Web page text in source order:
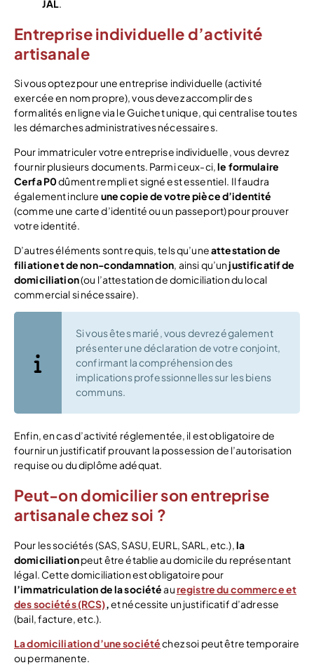
JAL.
Entreprise individuelle d’activité
artisanale
Si vous optez pour une entreprise individuelle (activité
exercée en nom propre), vous devez accomplir des
formalités en ligne via le Guichet unique, qui centralise toutes
les démarches administratives nécessaires.
Pour immatriculer votre entreprise individuelle, vous devrez
fournir plusieurs documents. Parmi ceux-ci,le formulaire
Cerfa P0dûment rempli et signé est essentiel. Il faudra
également inclure une copie de votre pièce d’identité
(comme une carte d’identité ou un passeport) pour prouver
votre identité.
D’autres éléments sont requis, tels qu’uneattestation de
filiation et de non-condamnation, ainsi qu’unjustificatif de
domiciliation(ou l’attestation de domiciliation du local
commercial si nécessaire).
Si vous êtes marié, vous devrez également
présenter une déclaration de votre conjoint,
confirmant la compréhension des
implications professionnelles sur les biens
communs.
Enfin, en cas d’activité réglementée, il est obligatoire de
fournir un justificatif prouvant la possession de l’autorisation
requise ou du diplôme adéquat.
Peut-on domicilier son entreprise
artisanale chez soi ?
Pour les sociétés (SAS, SASU, EURL, SARL, etc.),la
domiciliationpeut être établie au domicile du représentant
légal. Cette domiciliation est obligatoire pour
l’immatriculation de la sociétéauregistre du commerce et
des sociétés (RCS),et nécessite un justificatif d’adresse
(bail, facture, etc.).
La domiciliation d’une sociétéchez soi peut être temporaire
ou permanente.